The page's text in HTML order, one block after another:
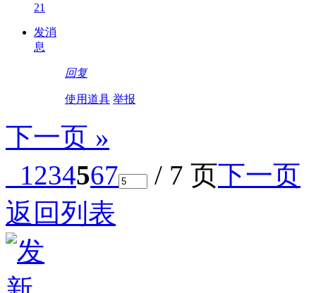
21
发消
息
回复
使用道具 举报
下一页 »
1234567 / 7 页下一页
返回列表